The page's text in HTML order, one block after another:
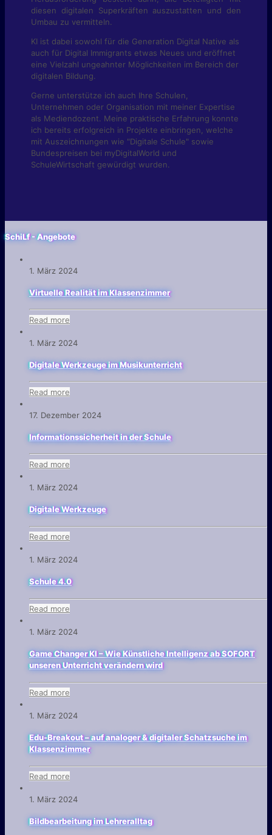
diesen digitalen Superkräften auszustatten und den
Umbau zu vermitteln.
KI ist dabei sowohl für die Generation Digital Native als
auch für Digital Immigrants etwas Neues und eröffnet
eine Vielzahl ungeahnter Möglichkeiten im Bereich der
digitalen Bildung.
Gerne unterstütze ich auch Ihre Schulen,
Unternehmen oder Organisation mit meiner Expertise
als Mediendozent. Meine praktische Erfahrung konnte
ich bereits erfolgreich in Projekte einbringen, welche
mit Auszeichnungen wie "Digitale Schule" sowie
Bundespreisen bei myDigitalWorld und
SchuleWirtschaft gewürdigt wurden.
SchiLf - Angebote
1. März 2024
Virtuelle Realität im Klassenzimmer
Read more
1. März 2024
Digitale Werkzeuge im Musikunterricht
Read more
17. Dezember 2024
Informationssicherheit in der Schule
Read more
1. März 2024
Digitale Werkzeuge
Read more
1. März 2024
Schule 4.0
Read more
1. März 2024
Game Changer KI – Wie Künstliche Intelligenz ab SOFORT
unseren Unterricht verändern wird
Read more
1. März 2024
Edu-Breakout – auf analoger & digitaler Schatzsuche im
Klassenzimmer
Read more
1. März 2024
Bildbearbeitung im Lehreralltag